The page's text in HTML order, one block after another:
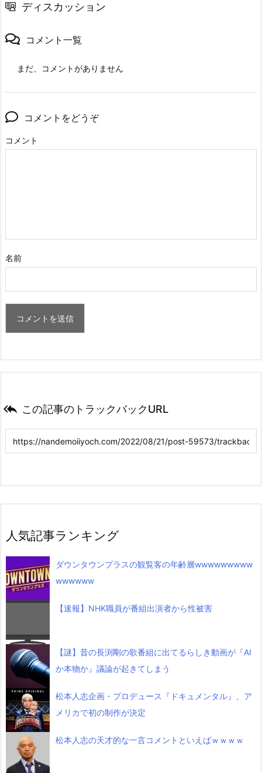
ディスカッション
コメント一覧
まだ、コメントがありません
コメントをどうぞ
コメント
名前
 この記事のトラックバックURL
人気記事ランキング
ダウンタウンプラスの観覧客の年齢層wwwwwwwww
wwwwww
【速報】NHK職員が番組出演者から性被害
【謎】昔の長渕剛の歌番組に出てるらしき動画が『AI
か本物か』議論が起きてしまう
松本人志企画・プロデュース『ドキュメンタル』、ア
メリカで初の制作が決定
松本人志の天才的な一言コメントといえばｗｗｗｗ